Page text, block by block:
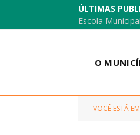
ÚLTIMAS
O
VOCÊ ESTÁ